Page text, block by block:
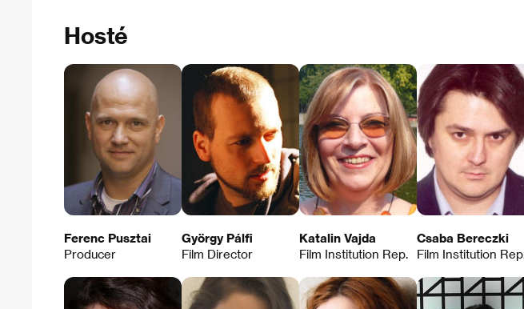
Hosté
Ferenc Pusztai
Producer
György Pálfi
Film Director
Katalin Vajda
Film Institution Rep.
Csaba Bereczki
Film Institution Rep.